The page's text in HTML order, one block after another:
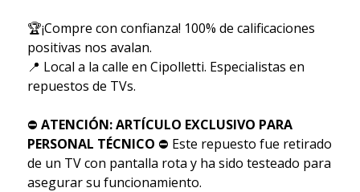
🏆¡Compre con confianza! 100% de calificaciones
positivas nos avalan.
📍 Local a la calle en Cipolletti. Especialistas en
repuestos de TVs.
⛔ ATENCIÓN: ARTÍCULO EXCLUSIVO PARA
PERSONAL TÉCNICO ⛔ Este repuesto fue retirado
de un TV con pantalla rota y ha sido testeado para
asegurar su funcionamiento.